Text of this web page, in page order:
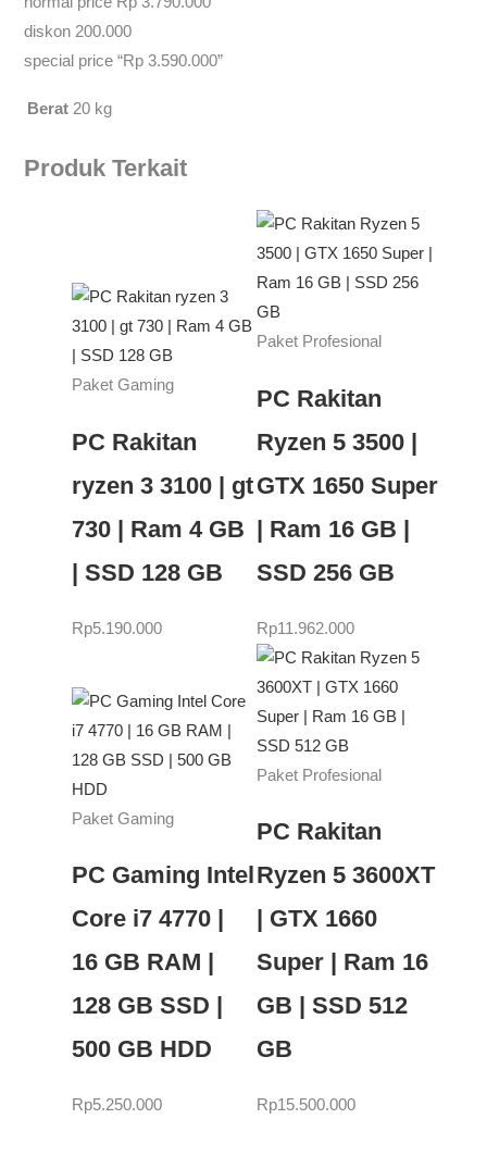
diskon 200.000
special price “Rp 3.590.000”
Berat 20 kg
Produk Terkait
Paket Gaming
PC Rakitan
ryzen 3 3100 | gt
730 | Ram 4 GB
| SSD 128 GB
Rp5.190.000
Paket Profesional
PC Rakitan
Ryzen 5 3500 |
GTX 1650 Super
| Ram 16 GB |
SSD 256 GB
Rp11.962.000
Paket Gaming
PC Gaming Intel
Core i7 4770 |
16 GB RAM |
128 GB SSD |
500 GB HDD
Rp5.250.000
Paket Profesional
PC Rakitan
Ryzen 5 3600XT
| GTX 1660
Super | Ram 16
GB | SSD 512
GB
Rp15.500.000